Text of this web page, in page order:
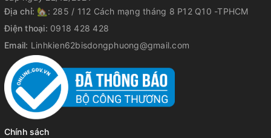
Địa chỉ: 🏡: 285 / 112 Cách mạng tháng 8 P12 Q10 -TPHCM
Điện thoại: 0918 428 428
Email: Linhkien62bisdongphuong@gmail.com
Chính sách